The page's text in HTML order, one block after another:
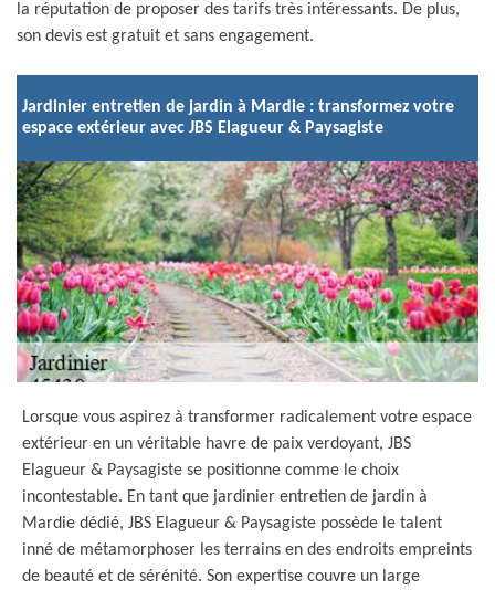
la réputation de proposer des tarifs très intéressants. De plus,
son devis est gratuit et sans engagement.
Jardinier entretien de jardin à Mardie : transformez votre
espace extérieur avec JBS Elagueur & Paysagiste
Lorsque vous aspirez à transformer radicalement votre espace
extérieur en un véritable havre de paix verdoyant, JBS
Elagueur & Paysagiste se positionne comme le choix
incontestable. En tant que jardinier entretien de jardin à
Mardie dédié, JBS Elagueur & Paysagiste possède le talent
inné de métamorphoser les terrains en des endroits empreints
de beauté et de sérénité. Son expertise couvre un large